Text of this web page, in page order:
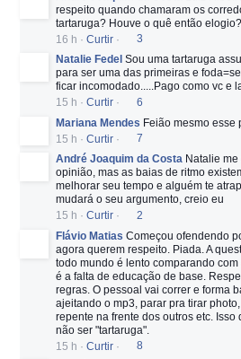
respeito quando chamaram os
tartaruga? Houve o quê então elogio?
16 h · Curtir ·
3
Natalie Fedel Sou uma tartaruga
para ser uma das primeiras e
ficar incomodado.....Pago como vc e
15 h · Curtir ·
6
Mariana Mendes Feião mesmo esse
15 h · Curtir ·
7
André Joaquim da Costa Natalie
opinião, mas as baias de ritmo
melhorar seu tempo e alguém te
mudará o seu argumento, creio eu
15 h · Curtir ·
2
Flávio Matias Começou ofendendo
agora querem respeito. Piada. A
todo mundo é lento comparando
é a falta de educação de base.
regras. O pessoal vai correr e forma
ajeitando o mp3, parar pra tirar
repente na frente dos outros etc. Isso
não ser "tartaruga".
15 h · Curtir ·
8